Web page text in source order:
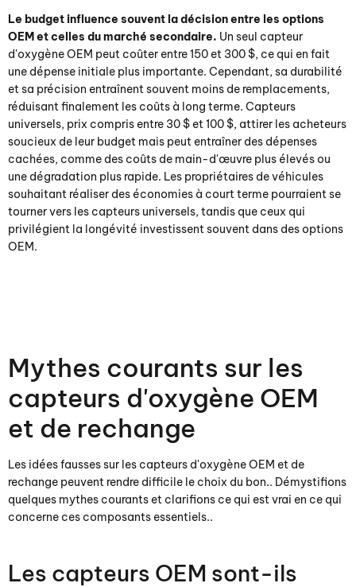
Le budget influence souvent la décision entre les options
OEM et celles du marché secondaire. Un seul capteur
d'oxygène OEM peut coûter entre 150 et 300 $, ce qui en fait
une dépense initiale plus importante. Cependant, sa durabilité
et sa précision entraînent souvent moins de remplacements,
réduisant finalement les coûts à long terme. Capteurs
universels, prix compris entre 30 $ et 100 $, attirer les acheteurs
soucieux de leur budget mais peut entraîner des dépenses
cachées, comme des coûts de main-d'œuvre plus élevés ou
une dégradation plus rapide. Les propriétaires de véhicules
souhaitant réaliser des économies à court terme pourraient se
tourner vers les capteurs universels, tandis que ceux qui
privilégient la longévité investissent souvent dans des options
OEM.
Mythes courants sur les
capteurs d'oxygène OEM
et de rechange
Les idées fausses sur les capteurs d'oxygène OEM et de
rechange peuvent rendre difficile le choix du bon.. Démystifions
quelques mythes courants et clarifions ce qui est vrai en ce qui
concerne ces composants essentiels..
Les capteurs OEM sont-ils